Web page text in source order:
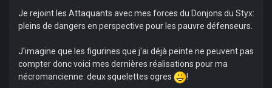
Je rejoint les Attaquants avec mes forces du Donjons du Styx:
pleins de dangers en perspective pour les pauvre défenseurs.
J'imagine que les figurines que j'ai déjà peinte ne peuvent pas
compter donc voici mes dernières réalisations pour ma
nécromancienne: deux squelettes ogres
!